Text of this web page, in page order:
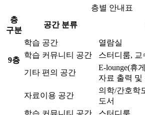
층별 안내표
층
구분
공간 분류
9층
학습 공간
열람실
학습 커뮤니티 공간
스터디룸, 교
기타 편의 공간
E-lounge(휴
자료 출력 및
자료이용 공간
의학/간호학
도서
학습 커뮤니티 공간
스터디룸